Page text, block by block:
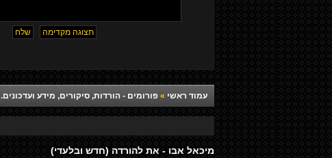
עמוד ראשי » פורומים - הורדות, סיקורים, מידע ועדכונים.
מיכאל אבו - את להורדה (חדש ובלעדי)